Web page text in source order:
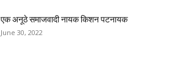
एक अनूठे समाजवादी नायक किशन पटनायक
June 30, 2022